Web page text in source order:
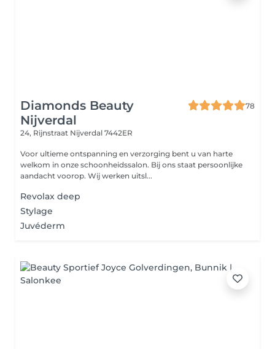
Diamonds Beauty
Nijverdal
78
24, Rijnstraat Nijverdal 7442ER
Voor ultieme ontspanning en verzorging bent u van harte
welkom in onze schoonheidssalon. Bij ons staat persoonlijke
aandacht voorop. Wij werken uitsl...
Revolax deep
Stylage
Juvéderm